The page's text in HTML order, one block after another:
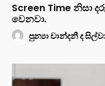
Screen Time නිසා
වෙනවා.
පුන්‍යා චාන්දනී ද